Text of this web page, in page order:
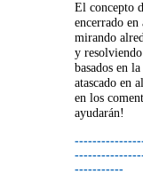
El concepto
encerrado
mirando
y
basados en la
atascado en
en los
ayudarán!
-----------